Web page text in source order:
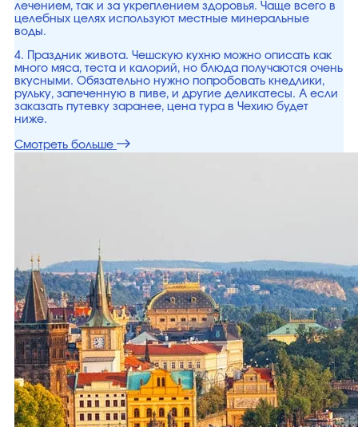
лечением, так и за укреплением здоровья. Чаще всего в
целебных целях используют местные минеральные
воды.
4. Праздник живота. Чешскую кухню можно описать как
много мяса, теста и калорий, но блюда получаются очень
вкусными. Обязательно нужно попробовать кнедлики,
рульку, запеченную в пиве, и другие деликатесы. А если
заказать путевку заранее, цена тура в Чехию будет
ниже.
Смотреть больше